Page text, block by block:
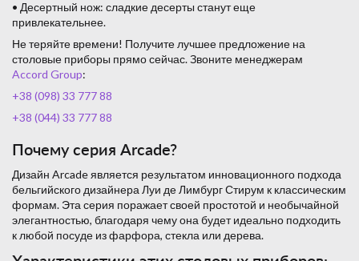
• Десертный нож: сладкие десерты станут еще
привлекательнее.
Не теряйте времени! Получите лучшее предложение на
столовые приборы прямо сейчас. Звоните менеджерам
Accord Group:
+38 (098) 33 777 88
+38 (044) 33 777 88
Почему серия Arcade?
Дизайн Arcade является результатом инновационного подхода
бельгийского дизайнера Луи де Лимбург Стирум к классическим
формам. Эта серия поражает своей простотой и необычайной
элегантностью, благодаря чему она будет идеально подходить
к любой посуде из фарфора, стекла или дерева.